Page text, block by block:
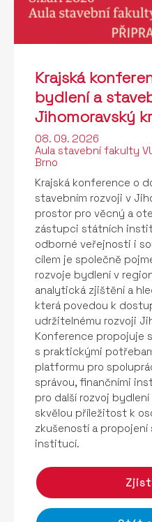
Krajská
bydlení a
Jihomoravský
08. 09. 2026
Aula stavební fakulty
Brno
Krajská konference o
stavebním rozvoji v
prostor pro věcný a
zástupci státních
odborné veřejnosti i
cílem je společně
rozvoje bydlení v
analytická zjištění a
která povedou k
udržitelnému rozvoji
Konference propojuje
s praktickými
platformu pro
správou, finančními
pro další rozvoj
skvělou příležitost k
zkušeností a propojení
institucí.